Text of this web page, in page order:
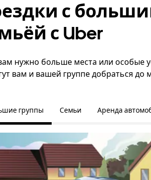
с
с Uber
нужно больше места или особые
вам и вашей группе добраться до
группы Семьи Аренда